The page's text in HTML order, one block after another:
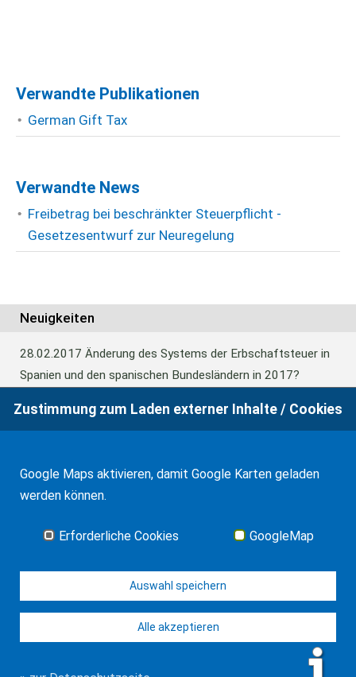
Verwandte Publikationen
German Gift Tax
Verwandte News
Freibetrag bei beschränkter Steuerpflicht -
Gesetzesentwurf zur Neuregelung
Neuigkeiten
28.02.2017 Änderung des Systems der Erbschaftsteuer in
Spanien und den spanischen Bundesländern in 2017?
24.06.2016Europäisches Güterrecht verabschiedet
01.01.2016
Erbschaftsteuer und Schenkungssteuer der
© WF Synold & Associates 2026
Zustimmung zum Laden externer Inhalte / Cookies
Google Maps aktivieren, damit Google Karten geladen
werden können.
Erforderliche Cookies GoogleMap
Auswahl speichern
Alle akzeptieren